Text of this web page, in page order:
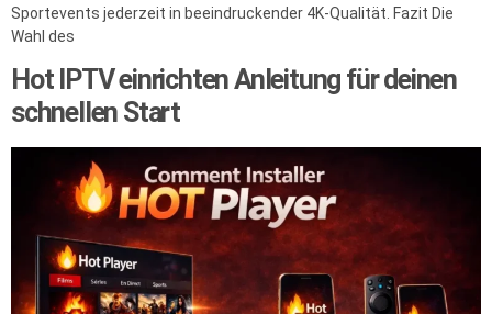
Sportevents jederzeit in beeindruckender 4K-Qualität. Fazit Die
Wahl des
Hot IPTV einrichten Anleitung für deinen
schnellen Start